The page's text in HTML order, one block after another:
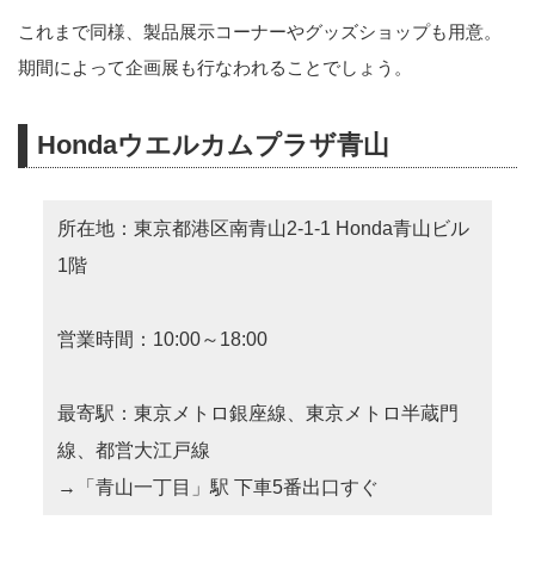
これまで同様、製品展示コーナーやグッズショップも用意。
期間によって企画展も行なわれることでしょう。
Hondaウエルカムプラザ青山
所在地：東京都港区南青山2-1-1 Honda青山ビル
1階
営業時間：10:00～18:00
最寄駅：東京メトロ銀座線、東京メトロ半蔵門
線、都営大江戸線
→「青山一丁目」駅 下車5番出口すぐ